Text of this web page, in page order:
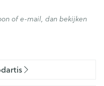
of e-mail, dan bekijken